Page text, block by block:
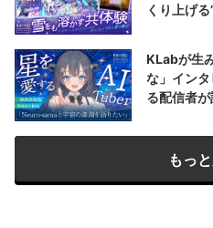
くり上げる
KLabが生
な」イン
る配信者
もっ